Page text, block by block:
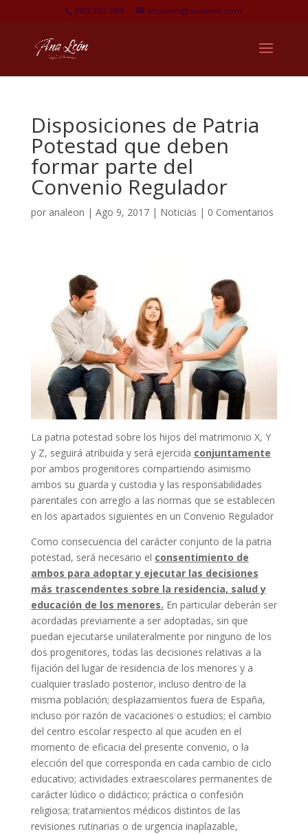
983 262 389 analeon@analeon.com
Disposiciones de Patria
Potestad que deben
formar parte del
Convenio Regulador
por analeon | Ago 9, 2017| Noticias | 0 Comentarios
La patria potestad sobre los hijos del matrimonio X, Y
y Z, seguirá atribuida y será ejercida conjuntamente
por ambos progenitores compartiendo asimismo
ambos su guarda y custodia y las responsabilidades
parentales con arreglo a las normas que se establecen
en los apartados siguientes en un Convenio Regulador
Como consecuencia del carácter conjunto de la patria
potestad, será necesario el consentimiento de
ambos para adoptar y ejecutar las decisiones
más trascendentes sobre la residencia, salud y
educación de los menores. En particular deberán ser
acordadas previamente a ser adoptadas, sin que
puedan ejecutarse unilateralmente por ninguno de los
dos progenitores, todas las decisiones relativas a la
fijación del lugar de residencia de los menores y a
cualquier traslado posterior, incluso dentro de la
misma población; desplazamientos fuera de España,
incluso por razón de vacaciones o estudios; el cambio
del centro escolar respecto al que acuden en el
momento de eficacia del presente convenio, o la
elección del que corresponda en cada cambio de ciclo
educativo; actividades extraescolares permanentes de
carácter lúdico o didáctico; práctica o confesión
religiosa; tratamientos médicos distintos de las
revisiones rutinarias o de urgencia inaplazable,